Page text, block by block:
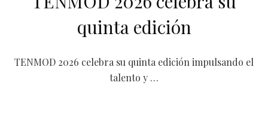
quinta edición
TENMOD 2026 celebra su quinta edición impulsando el
talento y …